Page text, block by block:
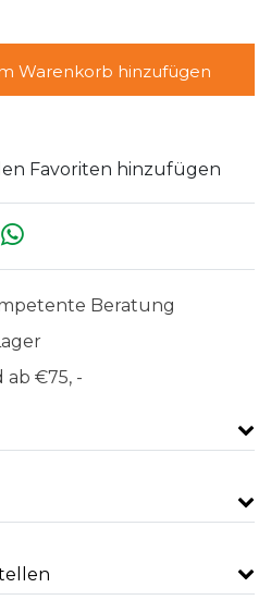
Warenkorb hinzufügen
Favoriten hinzufügen
Beratung
ab €75, -